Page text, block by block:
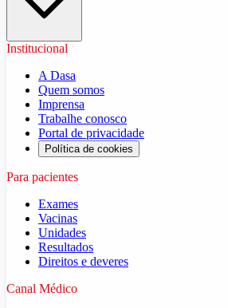
Institucional
A Dasa
Quem somos
Imprensa
Trabalhe conosco
Portal de privacidade
Política de cookies
Para pacientes
Exames
Vacinas
Unidades
Resultados
Direitos e deveres
Canal Médico